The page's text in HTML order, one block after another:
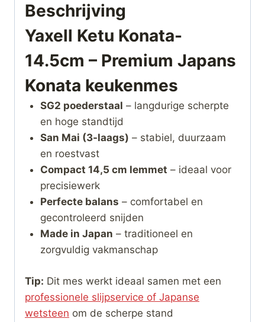
Beschrijving
Yaxell Ketu Konata-
14.5cm – Premium Japans
Konata keukenmes
SG2 poederstaal – langdurige scherpte
en hoge standtijd
San Mai (3-laags) – stabiel, duurzaam
en roestvast
Compact 14,5 cm lemmet – ideaal voor
precisiewerk
Perfecte balans – comfortabel en
gecontroleerd snijden
Made in Japan – traditioneel en
zorgvuldig vakmanschap
Tip: Dit mes werkt ideaal samen met een
professionele slijpservice of Japanse
wetsteen om de scherpe stand